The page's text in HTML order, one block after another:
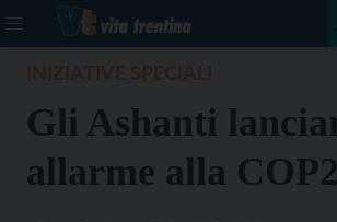
Gli Ashanti
allarme alla